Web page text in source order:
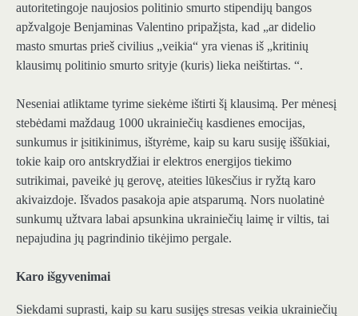
autoritetingoje naujosios politinio smurto stipendijų bangos
apžvalgoje Benjaminas Valentino pripažįsta, kad „ar didelio
masto smurtas prieš civilius „veikia“ yra vienas iš „kritinių
klausimų politinio smurto srityje (kuris) lieka neištirtas. “.
Neseniai atliktame tyrime siekėme ištirti šį klausimą. Per mėnesį
stebėdami maždaug 1000 ukrainiečių kasdienes emocijas,
sunkumus ir įsitikinimus, ištyrėme, kaip su karu susiję iššūkiai,
tokie kaip oro antskrydžiai ir elektros energijos tiekimo
sutrikimai, paveikė jų gerovę, ateities lūkesčius ir ryžtą karo
akivaizdoje. Išvados pasakoja apie atsparumą. Nors nuolatinė
sunkumų užtvara labai apsunkina ukrainiečių laimę ir viltis, tai
nepajudina jų pagrindinio tikėjimo pergale.
Karo išgyvenimai
Siekdami suprasti, kaip su karu susijęs stresas veikia ukrainiečių